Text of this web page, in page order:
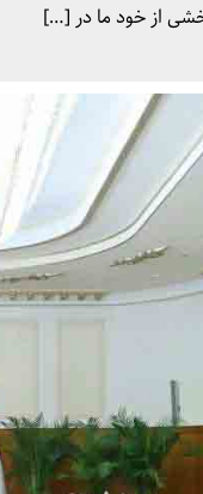
از خود ما در […]